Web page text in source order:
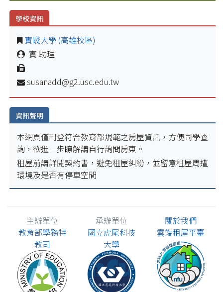
學校資訊
實踐大學 (高雄校區)
實 助理
susanadd@g2.usc.edu.tw
資訊聲明
本網頁僅刊登符合教育部規範之房屋資訊，方便同學查
詢，欲進一步瞭解請自行詢問房東。
租屋前請詳閱契約書，避免租屋糾紛，並留意租屋周遭
環境及是否有停車空間
主辦單位
教育部學務特
教司
承辦單位
國立虎尾科技
大學
關於我們
雲端租屋平臺